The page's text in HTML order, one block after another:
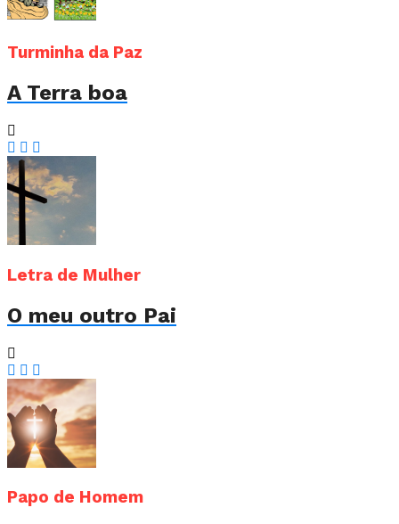
Turminha da Paz
A Terra boa
Letra de Mulher
O meu outro Pai
Papo de Homem